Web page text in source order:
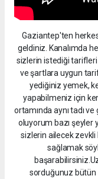
Gaziantep'ten
geldiniz. Kanalımda
sizlerin istediği tarifleri
ve şartlara uygun
yediğiniz yemek,
yapabilmeniz için
ortamında aynı tadı
oluyorum bazı şeyler
sizlerin ailecek
sağlamak
sorduğunuz bütün